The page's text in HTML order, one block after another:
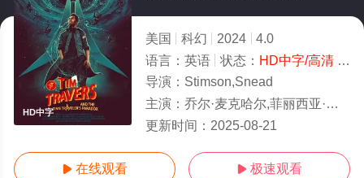
HD中字
美国 科幻 2024
4.0
语言： 英语 状态： HD中字/高清- 免费在线观看
导演： Stimson,Snead
主演： 乔尔·麦克哈尔,菲丽西亚·戴,丹尼·特雷霍,凯斯·大卫,凯斯·大卫,Keith,David
更新时间： 2025-08-21
 在线观看  极速观看